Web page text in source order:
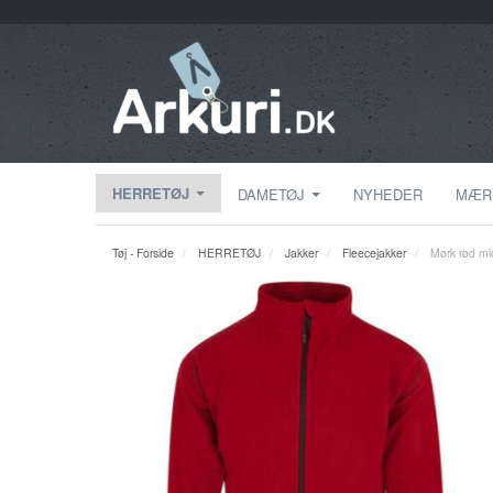
HERRETØJ DAMETØJ NYHEDER
Tøj - Forside HERRETØJ Jakker Fleecejakker Mørk rød